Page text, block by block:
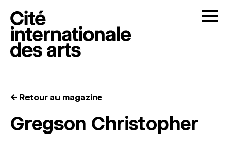
RÉSIDENCES ↓
← Retour au magazine
Gregson Christopher